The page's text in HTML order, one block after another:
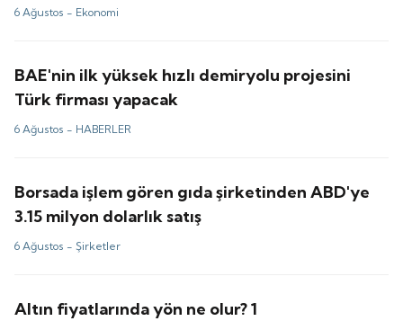
6 Ağustos - Ekonomi
BAE'nin ilk yüksek hızlı demiryolu projesini
Türk firması yapacak
6 Ağustos - HABERLER
Borsada işlem gören gıda şirketinden ABD'ye
3.15 milyon dolarlık satış
6 Ağustos -Şirketler
Altın fiyatlarında yön ne olur? 1